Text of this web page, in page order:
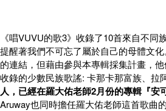
《唱VUVU的歌3》收錄了10首來自不
提醒著我們不可忘了屬於自己的母體文
的連結，但藉由參與本專輯採集計畫，
收錄的少數民族歌謠: 卡那卡那富族、拉
人，已經在羅大佑老師2月份的專輯『
Aruway也同時擔任羅大佑老師這首歌曲